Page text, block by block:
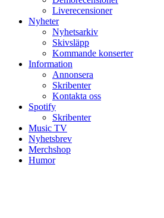
Liverecensioner
Nyheter
Nyhetsarkiv
Skivsläpp
Kommande konserter
Information
Annonsera
Skribenter
Kontakta oss
Spotify
Skribenter
Music TV
Nyhetsbrev
Merchshop
Humor